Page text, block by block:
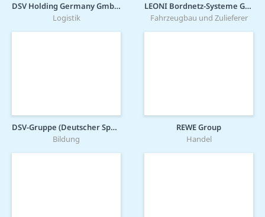
DSV Holding Germany GmbH DESSHRT
Logistik
LEONI Bordnetz-Systeme GmbH
Fahrzeugbau und Zulieferer
DSV-Gruppe (Deutscher Sparkassen Verlag)
Bildung
REWE Group
Handel